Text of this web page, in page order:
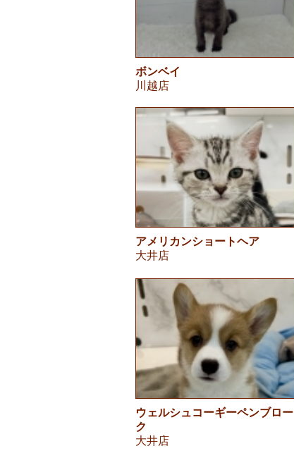
ボンベイ
川越店
アメリカンショートヘア
大井店
ウェルシュコーギーペンブロー
ク
大井店